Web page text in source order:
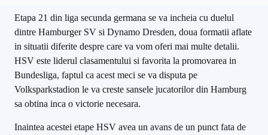
Etapa 21 din liga secunda germana se va incheia cu duelul
dintre Hamburger SV si Dynamo Dresden, doua formatii aflate
in situatii diferite despre care va vom oferi mai multe detalii.
HSV este liderul clasamentului si favorita la promovarea in
Bundesliga, faptul ca acest meci se va disputa pe
Volksparkstadion le va creste sansele jucatorilor din Hamburg
sa obtina inca o victorie necesara.
Inaintea acestei etape HSV avea un avans de un punct fata de